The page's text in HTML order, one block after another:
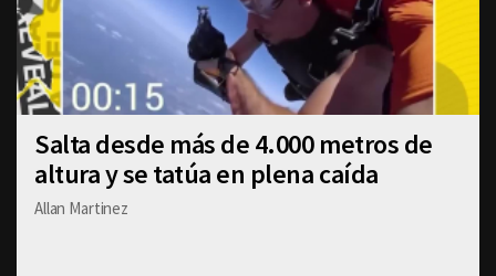
Salta desde más de 4.000 metros de
altura y se tatúa en plena caída
Allan Martinez